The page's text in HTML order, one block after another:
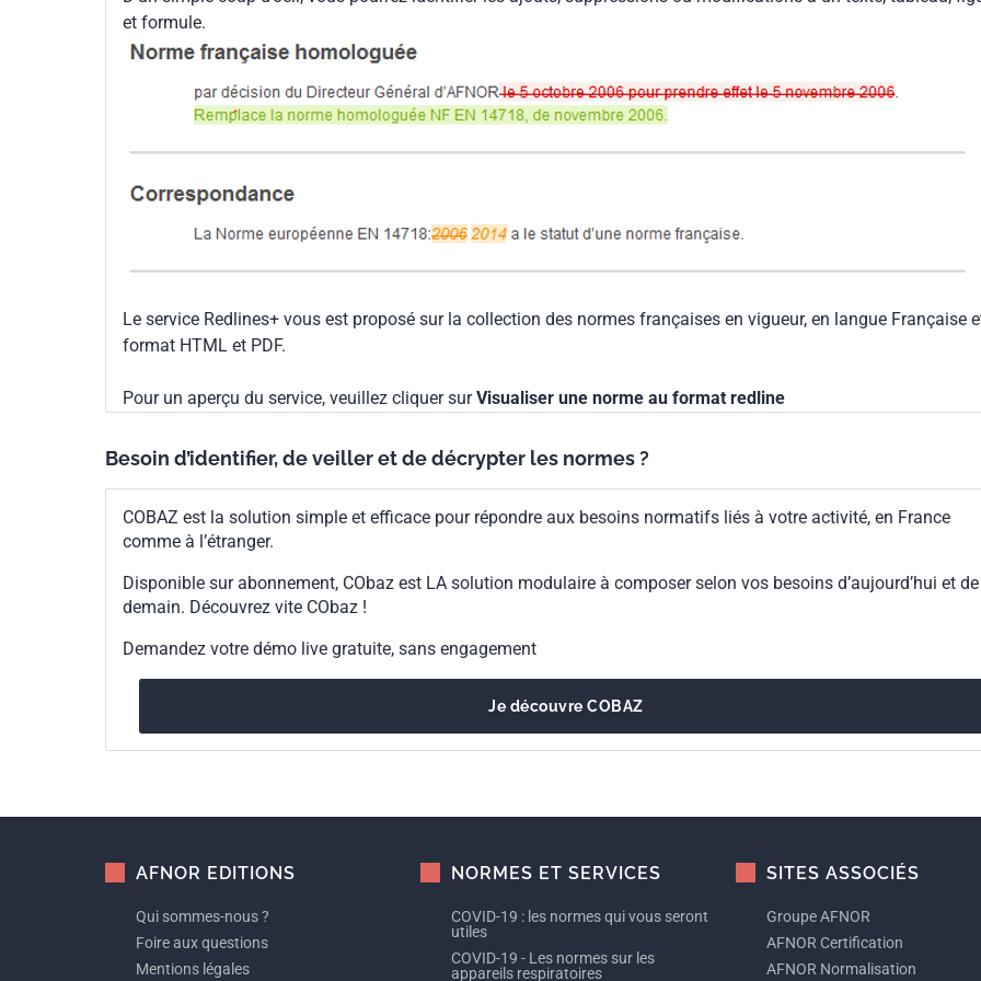
et formule.
Le service Redlines+ vous est proposé sur la collection des normes françaises en vigueur, en langue Française
format HTML et PDF.
Pour un aperçu du service, veuillez cliquer surVisualiser une norme au format redline
Besoin d’identifier, de veiller et de décrypter les normes ?
COBAZ est la solution simple et efficace pour répondre aux besoins normatifs liés à votre activité, en France
comme à l’étranger.
Disponible sur abonnement, CObaz est LA solution modulaire à composer selon vos besoins d’aujourd’hui et de
demain. Découvrez vite CObaz !
Demandez votre démo live gratuite, sans engagement
Je découvre COBAZ
AFNOR EDITIONS
Qui sommes-nous ?
Foire aux questions
Mentions légales
NORMES ET SERVICES
COVID-19 : les normes qui vous seront
utiles
COVID-19 - Les normes sur les
appareils respiratoires
SITES ASSOCIÉS
Groupe AFNOR
AFNOR Certification
AFNOR Normalisation